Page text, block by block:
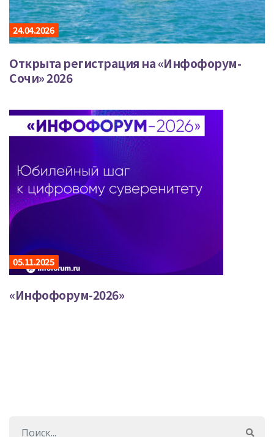
24.04.2026
Открыта регистрация на «Инфофорум-
Сочи» 2026
05.11.2025
«Инфофорум-2026»